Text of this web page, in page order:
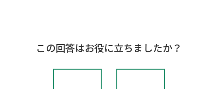
この回答はお役に立ちましたか？